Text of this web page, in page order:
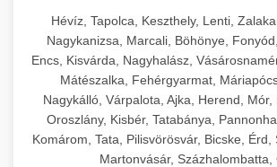
Hévíz, Tapolca, Keszthely, Lenti,
Nagykanizsa, Marcali, Böhönye,
Encs, Kisvárda, Nagyhalász,
Mátészalka, Fehérgyarmat,
Nagykálló, Várpalota, Ajka, Herend, Mór,
Oroszlány, Kisbér, Tatabánya,
Komárom, Tata, Pilisvörösvár, Bicske, Érd,
Martonvásár, Százhalombatta,